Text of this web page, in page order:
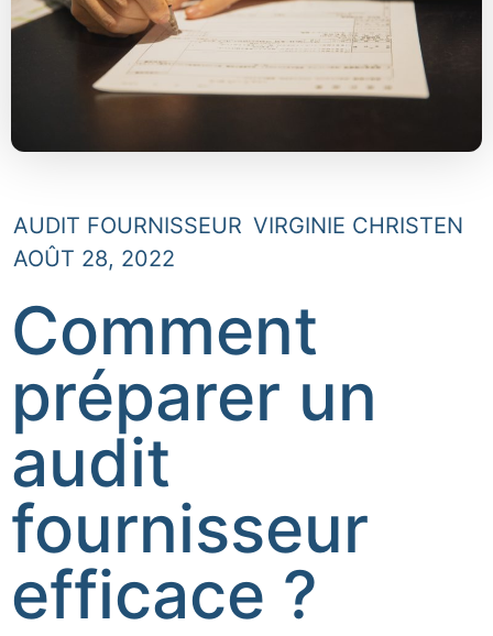
AUDIT FOURNISSEUR VIRGINIE CHRISTEN
AOÛT 28, 2022
Comment
préparer un
audit
fournisseur
efficace ?